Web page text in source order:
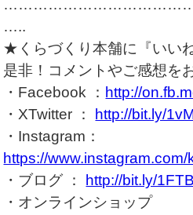
…..
★くらづくり本舗に『いい
是非！コメントやご感想を
・Facebook ： http://
・XTwitter ：
http://bit.ly/
・Instagram：
https://
・ブログ ：
http://bit.ly/
・オンラインショップ